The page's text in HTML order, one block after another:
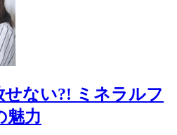
ない?! ミネラルフ
魅力